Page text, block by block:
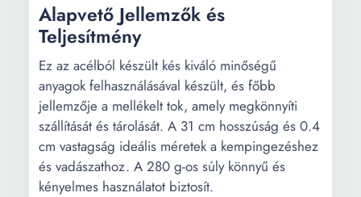
Alapvető Jellemzők és
Teljesítmény
Ez az acélból készült kés kiváló minőségű
anyagok felhasználásával készült, és főbb
jellemzője a mellékelt tok, amely megkönnyíti
szállítását és tárolását. A 31 cm hosszúság és 0.4
cm vastagság ideális méretek a kempingezéshez
és vadászathoz. A 280 g-os súly könnyű és
kényelmes használatot biztosít.